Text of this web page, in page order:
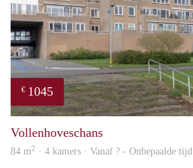
€ 1045
Vollenhoveschans
84 m2 · 4 kamers · Vanaf ? - Onbepaalde tijd